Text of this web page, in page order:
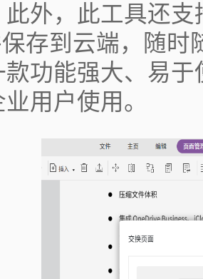
此外，此工具还
存到云端，随
功能强大、易
用户使用。